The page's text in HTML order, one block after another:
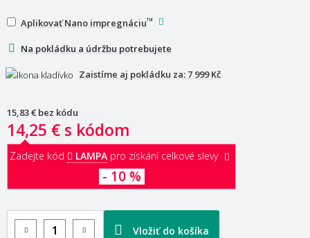
Na pokládku a údržbu potrebujete
Aplikovať Nano impregnáciu™
Zaistíme aj pokládku za: 7 999 Kč
15,83 € bez kódu
14,25 € s kódom
Vložiť do košíka
Zadejte kód LAMPA pro získání celkové slevy
- 10 %